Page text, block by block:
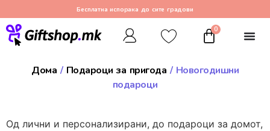
Бесплатна испорака до сите градови
0
Дома / Подароци за пригода / Новогодишни
подароци
Од лични и персонализирани, до подароци за домот,